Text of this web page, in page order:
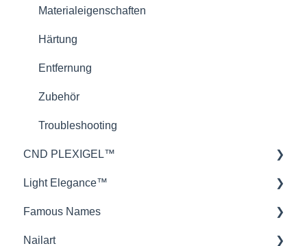
Theorie
Materialeigenschaften
Härtung
Entfernung
Zubehör
Troubleshooting
CND PLEXIGEL™
Anwendung
Produktwissen
Troubleshooting
Light Elegance™
Gele
Technik
Famous Names
IBX Repair und Strengthen
Nailart